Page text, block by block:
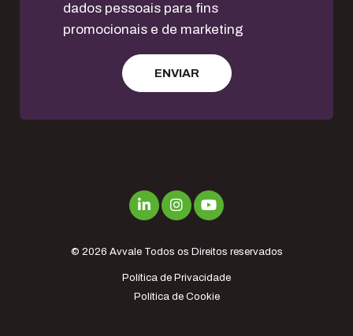
dados pessoais para fins
promocionais e de marketing
© 2026 AvvaleTodos os Direitos reservados
Política de Privacidade
Política de Cookie